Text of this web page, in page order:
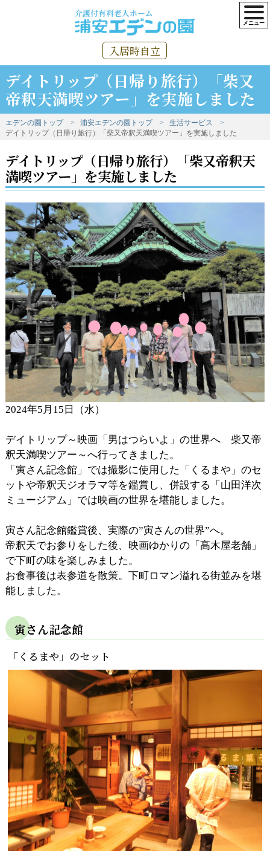
介護付有料老人ホーム
入居時自立
デイトリップ（日帰り旅行）「柴又
帝釈天満喫ツアー」を実施しました
エデンの園トップ 浦安エデンの園トップ
生活サービス
デイトリップ（日帰り旅行）「柴又帝釈天満喫ツアー」を実施しました
デイトリップ（日帰り旅行）「柴又帝釈天
満喫ツアー」を実施しました
2024年5月15日（水）
デイトリップ～映画「男はつらいよ」の世界へ 柴又帝
釈天満喫ツアー～へ行ってきました。
「寅さん記念館」では撮影に使用した「くるまや」のセ
ットや帝釈天ジオラマ等を鑑賞し、併設する「山田洋次
ミュージアム」では映画の世界を堪能しました。
寅さん記念館鑑賞後、実際の”寅さんの世界”へ。
帝釈天でお参りをした後、映画ゆかりの「髙木屋老舗」
で下町の味を楽しみました。
お食事後は表参道を散策。下町ロマン溢れる街並みを堪
能しました。
寅さん記念館
「くるまや」のセット